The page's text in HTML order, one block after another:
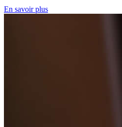
En savoir plus